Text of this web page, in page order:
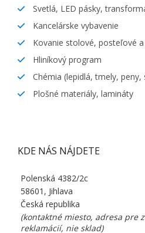
Svetlá, LED pásky,
Kancelárske vybavenie
Kovanie stolové, posteľové
Hliníkový program
Chémia (lepidlá, tmely, peny,
Plošné materiály, lamináty
KDE NÁS NÁJDETE
Polenská 4382/2c
58601, Jihlava
Česká republika
(kontaktné miesto, adresa pre
reklamácií, nie sklad)